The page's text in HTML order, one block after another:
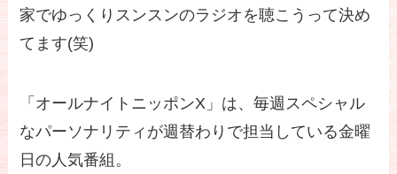
家でゆっくりスンスンのラジオを聴こうって決め
てます(笑)
「オールナイトニッポンX」は、毎週スペシャル
なパーソナリティが週替わりで担当している金曜
日の人気番組。